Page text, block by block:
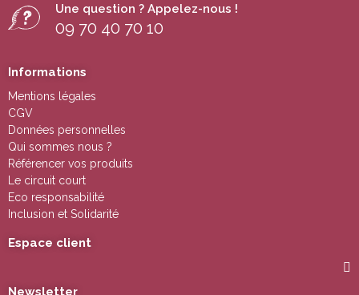
Une question ? Appelez-nous !
09 70 40 70 10
Informations
Mentions légales
CGV
Données personnelles
Qui sommes nous ?
Référencer vos produits
Le circuit court
Eco responsabilité
Inclusion et Solidarité
Espace client
Newsletter